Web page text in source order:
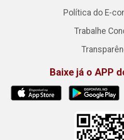
Política do E-
Trabalhe
Baixe já o APP